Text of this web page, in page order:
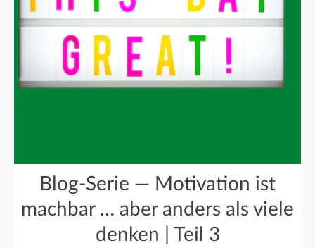
Blog-Serie — Motivation ist
machbar … aber anders als viele
denken | Teil 3